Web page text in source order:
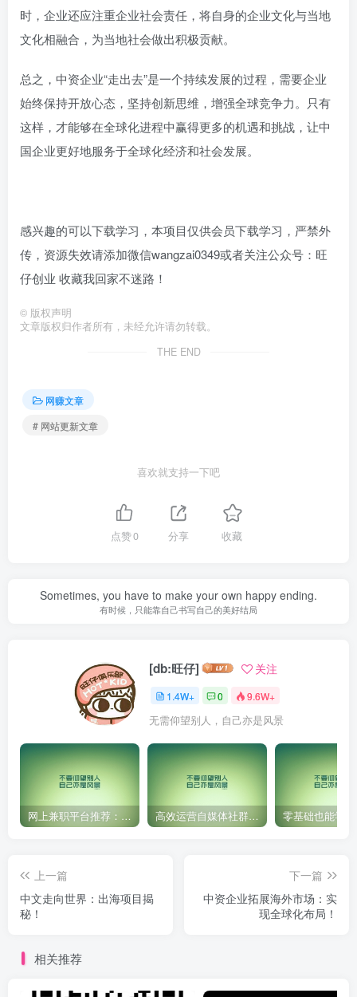
时，企业还应注重企业社会责任，将自身的企业文化与当地
文化相融合，为当地社会做出积极贡献。
总之，中资企业“走出去”是一个持续发展的过程，需要企业
始终保持开放心态，坚持创新思维，增强全球竞争力。只有
这样，才能够在全球化进程中赢得更多的机遇和挑战，让中
国企业更好地服务于全球化经济和社会发展。
感兴趣的可以下载学习，本项目仅供会员下载学习，严禁外
传，资源失效请添加微信wangzai0349或者关注公众号：旺
仔创业 收藏我回家不迷路！
© 版权声明
文章版权归作者所有，未经允许请勿转载。
THE END
网赚文章
# 网站更新文章
喜欢就支持一下吧
点赞0 分享 收藏
Sometimes, you have to make your own happy ending.
有时候，只能靠自己书写自己的美好结局
[db:旺仔] 关注
1.4W+ 0 9.6W+
无需仰望别人，自己亦是风景
网上兼职平台推荐：国外网赚任务！ 高效运营自媒体社群，让内容更有价值！
上一篇
中文走向世界：出海项目揭
秘！
下一篇
中资企业拓展海外市场：实
现全球化布局！
相关推荐